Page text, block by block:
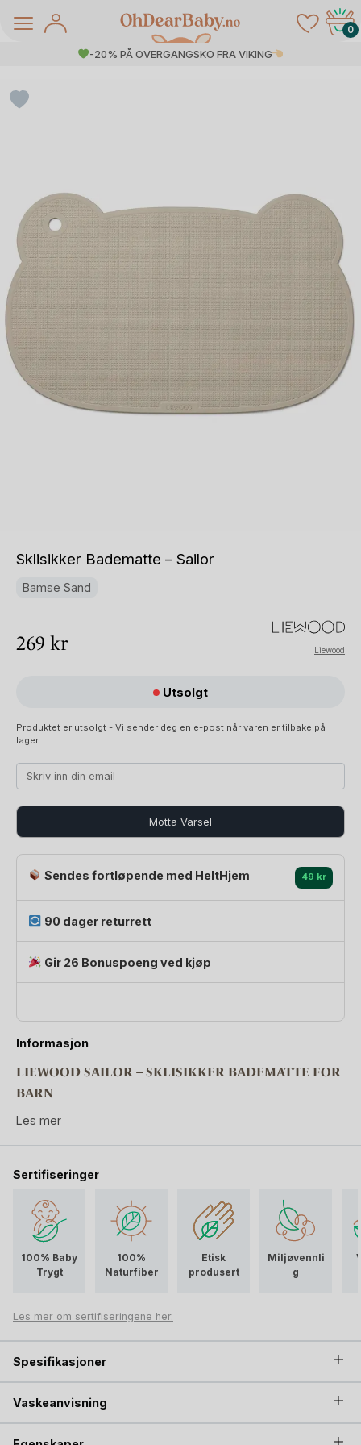
0
-20% PÅ OVERGANGSKO FRA VIKING
Salg
Sklisikker Badematte – Sailor
Bamse Sand
269 kr Liewood
Utsolgt
Produktet er utsolgt - Vi sender deg en e-post når varen er tilbake på
lager.
Motta Varsel
Sendes fortløpende med HeltHjem 49 kr
90 dager returrett
Gir 26 Bonuspoeng ved kjøp
Informasjon
LIEWOOD SAILOR – SKLISIKKER BADEMATTE FOR
BARN
Liewood badematte til badekar og dusj av
uhell ikke skjer på grunn av ivrige, men ustø, barn
som bader. Badetid er kosetid! Perfekt med et produkt
badekar.
Les mer
Sertifiseringer
100% Baby
Trygt
100%
Naturfiber
Etisk
produsert
Miljøvennli
g
Les mer om sertifiseringene her.
Spesifikasjoner
Vaskeanvisning